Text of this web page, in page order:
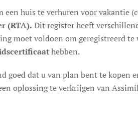
een huis te verhuren voor vakantie
(RTA). Dit register heeft
moet voldoen om geregistreerd
hebben.
goed dat u van plan bent te kopen
oplossing te verkrijgen van